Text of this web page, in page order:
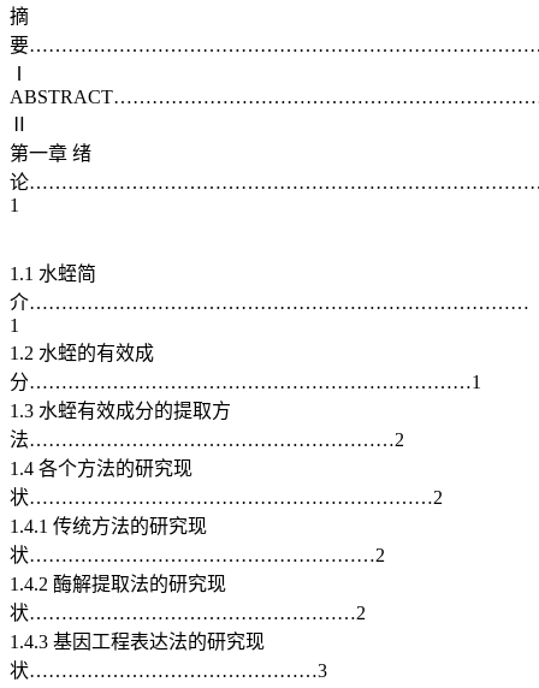
摘
要
第一章 绪
论
1
1.1 水蛭简
介……………………………………………………………………
1
1.2 水蛭的有效成
分……………………………………………………………1
1.3 水蛭有效成分的提取方
法…………………………………………………2
1.4 各个方法的研究现
状………………………………………………………2
1.4.1 传统方法的研究现
状………………………………………………2
1.4.2 酶解提取法的研究现
状……………………………………………2
1.4.3 基因工程表达法的研究现
状………………………………………3